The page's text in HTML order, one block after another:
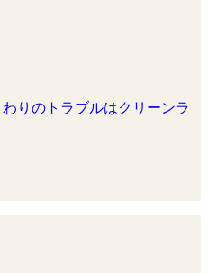
りのトラブルはクリーンラ